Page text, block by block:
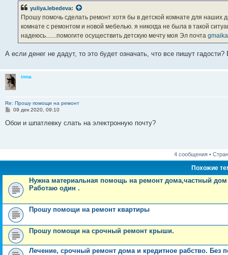
yuliya.lebedeva:
Прошу помочь сделать ремонт хотя бы в детской комнате для наших
комнате с ремонтом и новой мебелью. я никогда не была в такой
надеюсь.......помогите осуществить детскую мечту моя Эл почта
А если денег не дадут, то это будет означать, что все пишут
inna
Re: Прошу помощи на ремонт
С
о
09 дек 2020, 09:10
Обои и шпатлевку слать на электронную почту?
4 сообщения •
Похожие
Нужна материальная помощь на ремонт дома,частный
Работаю один .
Прошу помощи на ремонт квартиры
Прошу помощи на срочный ремонт крыши.
Лечение, срочный ремонт дома и кредитное рабство. Без